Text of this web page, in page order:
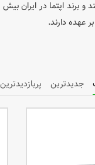
عهده دارند.
جدیدترین پربازدیدترین